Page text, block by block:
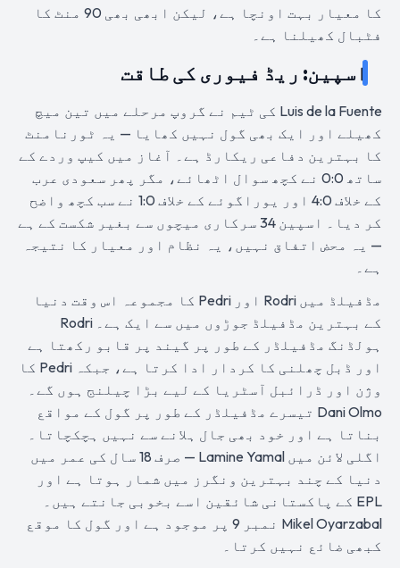
کا معیار بہت اونچا ہے، لیکن ابھی بھی 90 منٹ کا
فٹبال کھیلنا ہے۔
اسپین: ریڈ فیوری کی طاقت
Luis de la Fuente کی ٹیم نے گروپ مرحلے میں تین میچ
کھیلے اور ایک بھی گول نہیں کھایا — یہ ٹورنامنٹ
کا بہترین دفاعی ریکارڈ ہے۔ آغاز میں کیپ وردے کے
ساتھ 0:0 نے کچھ سوال اٹھائے، مگر پھر سعودی عرب
کے خلاف 4:0 اور یوراگوئے کے خلاف 1:0 نے سب کچھ واضح
کر دیا۔ اسپین 34 سرکاری میچوں سے بغیر شکست کے ہے
— یہ محض اتفاق نہیں، یہ نظام اور معیار کا نتیجہ
ہے۔
مڈفیلڈ میں Rodri اور Pedri کا مجموعہ اس وقت دنیا
کے بہترین مڈفیلڈ جوڑوں میں سے ایک ہے۔ Rodri
ہولڈنگ مڈفیلڈر کے طور پر گیند پر قابو رکھتا ہے
اور ڈبل چھلنی کا کردار ادا کرتا ہے، جبکہ Pedri کا
وژن اور ڈرائبل آسٹریا کے لیے بڑا چیلنج ہوں گے۔
Dani Olmo تیسرے مڈفیلڈر کے طور پر گول کے مواقع
بناتا ہے اور خود بھی جال ہلانے سے نہیں ہچکچاتا۔
اگلی لائن میں Lamine Yamal — صرف 18 سال کی عمر میں
دنیا کے چند بہترین ونگرز میں شمار ہوتا ہے اور
EPL کے پاکستانی شائقین اسے بخوبی جانتے ہیں۔
Mikel Oyarzabal نمبر 9 پر موجود ہے اور گول کا موقع
کبھی ضائع نہیں کرتا۔